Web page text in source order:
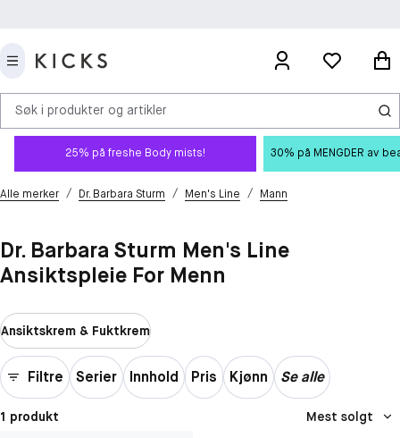
Søk i produkter og artikler
25% på freshe Body mists! 30% på MENGDER av
Alle merker / Dr. Barbara Sturm / Men's Line / Mann
Dr. Barbara Sturm Men's Line
Ansiktspleie For Menn
Ansiktskrem & Fuktkrem
Filtre Serier Innhold Pris Kjønn Se alle
1 produkt Mest solgt